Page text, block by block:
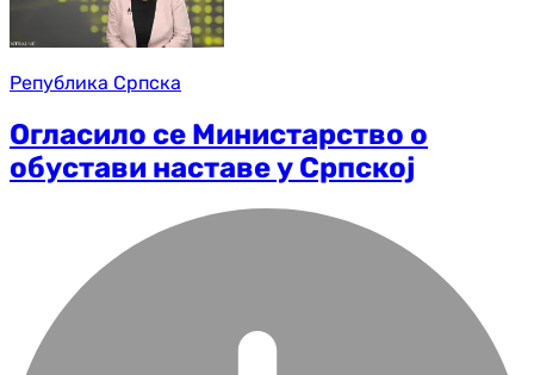
Република Српска
Огласило се Министарство о
обустави наставе у Српској